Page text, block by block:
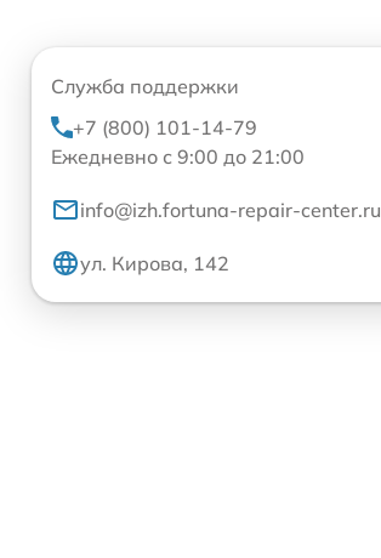
Служба поддержки
+7 (800) 101-14-79
Ежедневно с 9:00 до 21:00
info@izh.fortuna-repair-center.ru
ул. Кирова, 142